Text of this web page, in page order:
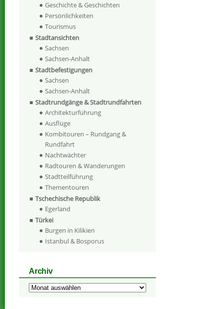
Geschichte & Geschichten
Persönlichkeiten
Tourismus
Stadtansichten
Sachsen
Sachsen-Anhalt
Stadtbefestigungen
Sachsen
Sachsen-Anhalt
Stadtrundgänge & Stadtrundfahrten
Architekturführung
Ausflüge
Kombitouren – Rundgang &
Rundfahrt
Nachtwächter
Radtouren & Wanderungen
Stadtteilführung
Thementouren
Tschechische Republik
Egerland
Türkei
Burgen in Kilikien
Istanbul & Bosporus
Archiv
Archiv